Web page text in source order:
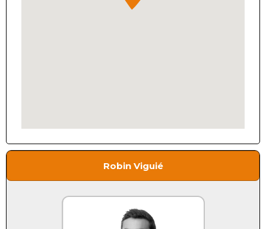
Robin Viguié